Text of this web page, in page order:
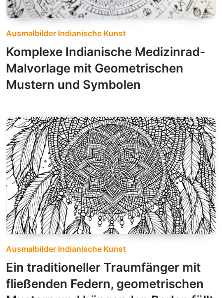
Ausmalbilder Indianische Kunst
Komplexe Indianische Medizinrad-
Malvorlage mit Geometrischen
Mustern und Symbolen
Ausmalbilder Indianische Kunst
Ein traditioneller Traumfänger mit
fließenden Federn, geometrischen